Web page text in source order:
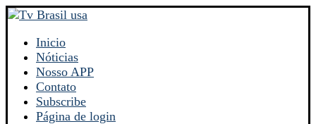
Inicio
Nóticias
Nosso APP
Contato
Subscribe
Página de login